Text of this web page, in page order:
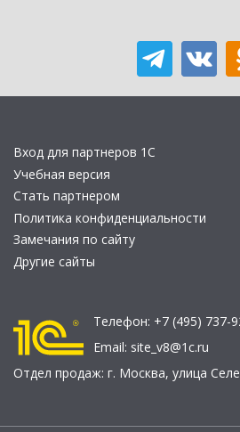
Вход для партнеров 1С
Учебная версия
Стать партнером
Политика конфиденциальности
Замечания по сайту
Другие сайты
Телефон: +7 (495) 737-
Email: site_v8@1c.ru
Отдел продаж: г. Москва, улица